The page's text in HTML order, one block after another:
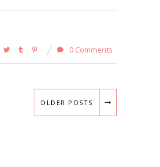
0 Comments
OLDER POSTS